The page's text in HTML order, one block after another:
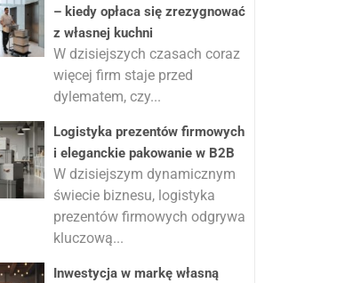
– kiedy opłaca się zrezygnować
z własnej kuchni
W dzisiejszych czasach coraz
więcej firm staje przed
dylematem, czy...
Logistyka prezentów firmowych
i eleganckie pakowanie w B2B
W dzisiejszym dynamicznym
świecie biznesu, logistyka
prezentów firmowych odgrywa
kluczową...
Inwestycja w markę własną